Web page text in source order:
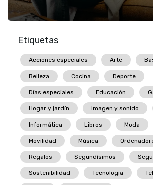
Etiquetas
Acciones especiales Arte
Belleza Cocina Deporte
Días especiales Educación
Hogar y jardín Imagen y sonido
Informática Libros Moda
Movilidad Música
Regalos Segundísimos
Sostenibilidad Tecnología